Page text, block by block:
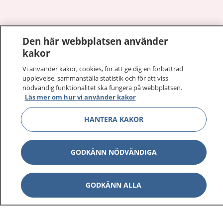
1177 på flera språk
Om 1177
Kontakt
Behandling av personuppgifter
Hantering av kakor
Inställningar för kakor
Den här webbplatsen använder
kakor
Vi använder kakor, cookies, för att ge dig en förbättrad
upplevelse, sammanställa statistik och för att viss
nödvändig funktionalitet ska fungera på webbplatsen.
Läs mer om hur vi använder kakor
HANTERA KAKOR
GODKÄNN NÖDVÄNDIGA
GODKÄNN ALLA